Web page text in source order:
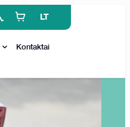
Kontaktai
LT